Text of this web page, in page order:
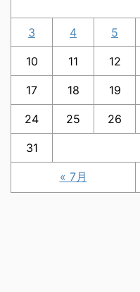
« 7月
3 4 5
10 11 12
17 18 19
24 25 26
31